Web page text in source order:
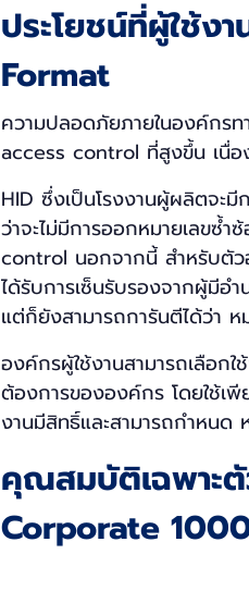
ประโยชน์ที่ผู้ใช้ง
Format
ความปลอดภัยภายในองค์กร
access control ที่สูงขึ้น เนื่อ
HID ซึ่งเป็นโรงงานผู้ผลิตจะ
ว่าจะไม่มีการออกหมายเลขซ้ำ
control นอกจากนี้ สำหรับตัว
ได้รับการเซ็นรับรองจากผู้มีอ
แต่ก็ยังสามารถการันตีได้ว่า ห
องค์กรผู้ใช้งานสามารถเลือก
ต้องการขององค์กร โดยใช้
งานมีสิทธิ์และสามารถกำหน
คุณสมบัติเฉพาะ
Corporate